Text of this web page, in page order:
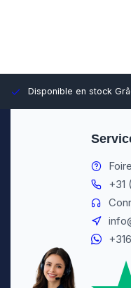
Disponible en stock
+31